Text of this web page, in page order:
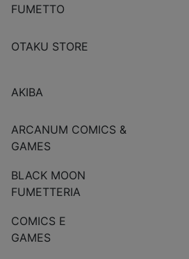
FUMETTO
OTAKU STORE
AKIBA
ARCANUM COMICS &
GAMES
BLACK MOON
FUMETTERIA
COMICS E
GAMES